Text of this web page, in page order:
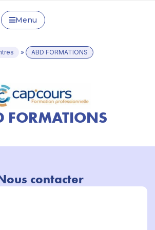
Menu
» ABD FORMATIONS
FORMATIONS
contacter